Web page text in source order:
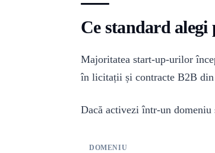
Ce standard
Majoritatea start-up-urilor
în licitații și contracte B2B din
Dacă activezi într-un
DOMENIU